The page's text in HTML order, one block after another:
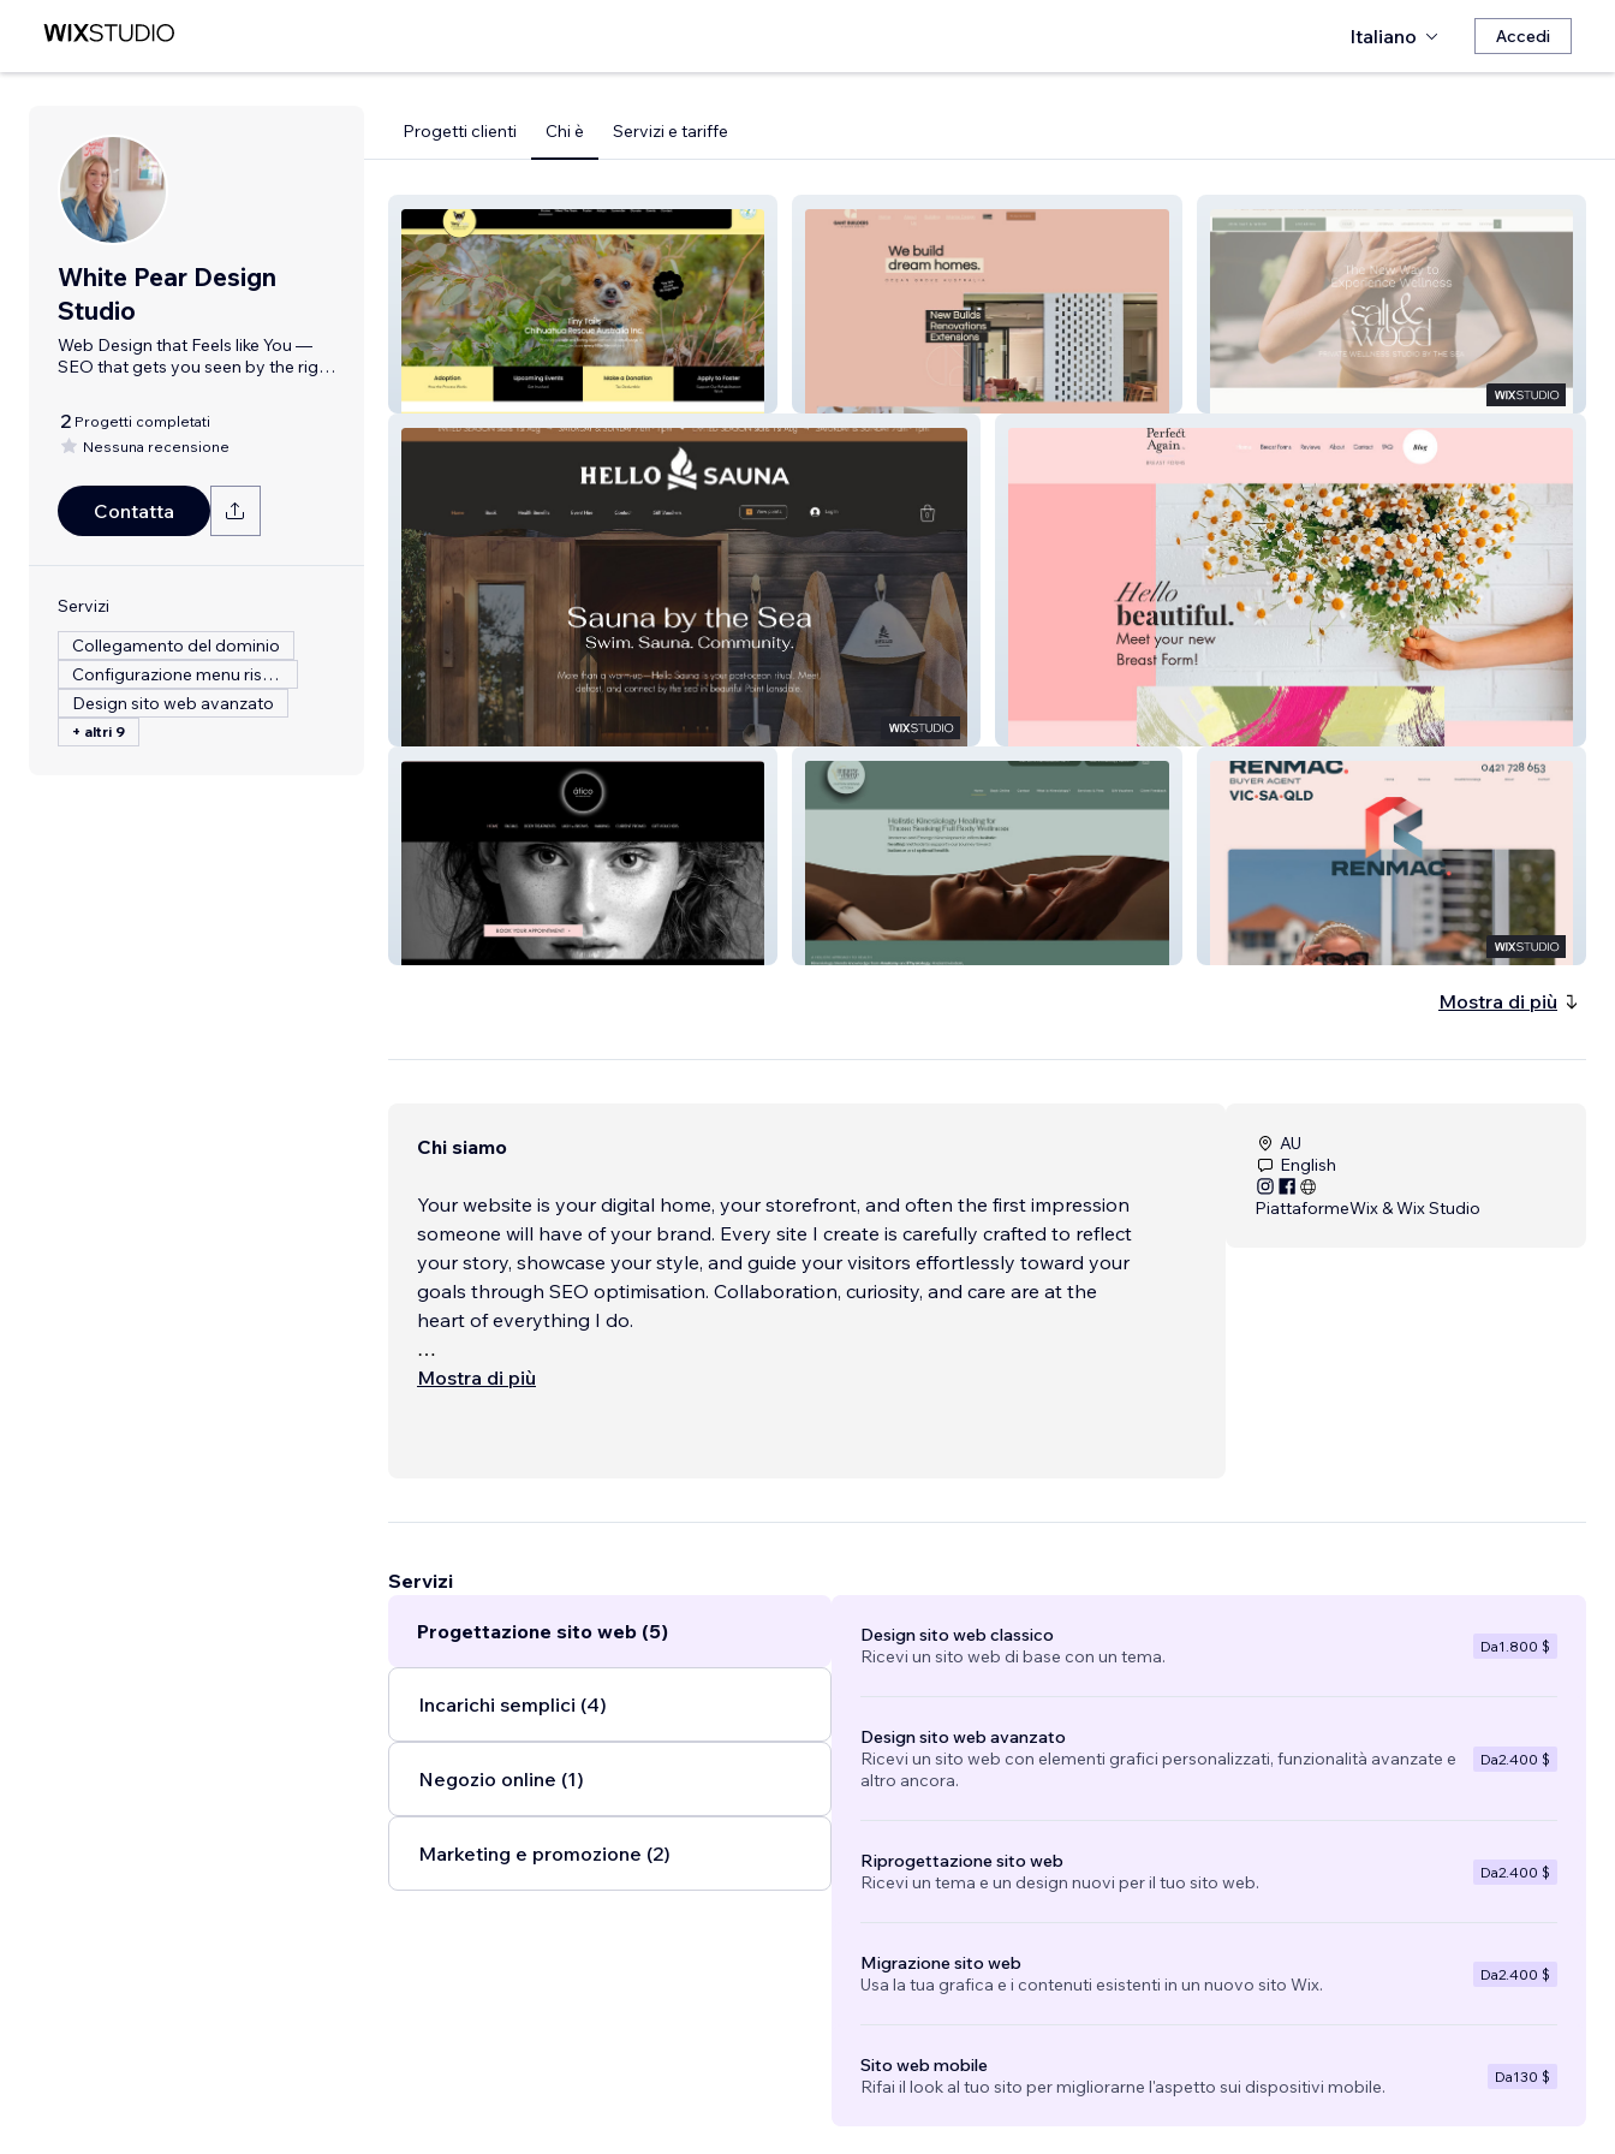
Italiano Accedi
White Pear Design
Studio
Web Design that Feels like You —
SEO that gets you seen by the right
2 Progetti completati
Nessuna recensione
Contatta
Servizi
Collegamento del dominio
Configurazione menu ristorante
Design sito web avanzato
+ altri 9
Progetti clienti Chi è Servizi e tariffe
Tiny Tails Chihuahua Rescue
Australia
Gant Builders & Interior Design Salt & Wood Wellness Studio
Hello Sauna Perfect Again Breast Forms
Atico Beauty
Immerse and Emerge
Kinesiopractic
Renmac Buyers Advocate
Mostra di più
Chi siamo
Your website is your digital home, your storefront, and often the first impression
someone will have of your brand. Every site I create is carefully crafted to reflect
your story, showcase your style, and guide your visitors effortlessly toward your
goals through SEO optimisation. Collaboration, curiosity, and care are at the
heart of everything I do.
My design style is a blend of beautiful design with real strategy, helping service-
approach is collaborative, friendly, and all about bringing your unique brand to
Mostra di più
AU
English
PiattaformeWix & Wix Studio
Servizi
Progettazione sito web (5)
Incarichi semplici (4)
Negozio online (1)
Marketing e promozione (2)
Design sito web classico
Ricevi un sito web di base con un tema.
Da1.800 $
Design sito web avanzato
Ricevi un sito web con elementi grafici personalizzati, funzionalità avanzate e
altro ancora.
Da2.400 $
Riprogettazione sito web
Ricevi un tema e un design nuovi per il tuo sito web.
Da2.400 $
Migrazione sito web
Usa la tua grafica e i contenuti esistenti in un nuovo sito Wix.
Da2.400 $
Sito web mobile
Rifai il look al tuo sito per migliorarne l'aspetto sui dispositivi mobile.
Da130 $